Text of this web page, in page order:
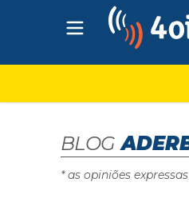
Abrir menu
BLOG
* as opiniões